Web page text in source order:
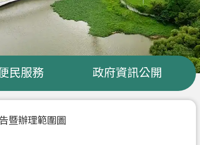
民服務 政府資訊公開
暨辦理範圍圖